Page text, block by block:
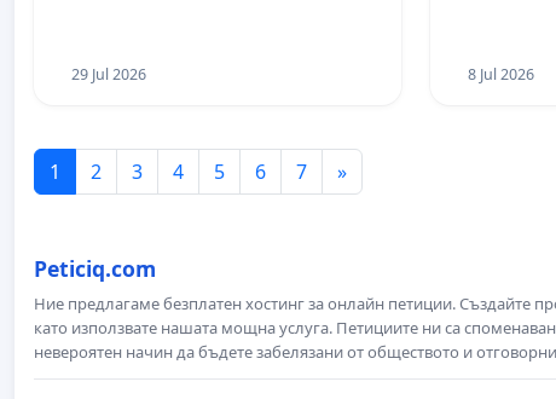
29 Jul 2026 8 Jul 2026
1 2 3 4 5 6 7 »
Peticiq.com
Ние предлагаме безплатен хостинг за онлайн петиции. Създайте
като използвате нашата мощна услуга. Петициите ни са
невероятен начин да бъдете забелязани от обществото и